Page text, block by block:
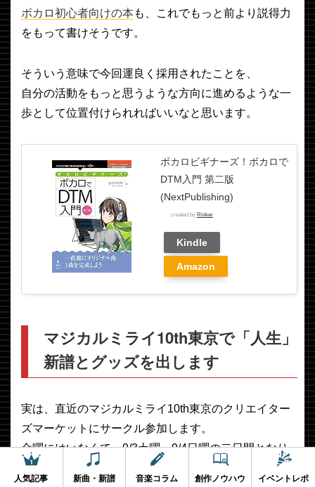
人気記事 新曲・新譜 音楽コラム 創作ノウハウ イベントレポ
ボカロ初心者向けの本 も、これでもっと前より説得力
をもって書けそうです。
そういう意味で今回運良く採用されたことを、
自分の活動をもっと思うような方向に進めるような一
歩として位置付けられればいいなと思います。
ボカロビギナーズ！ボカロで
DTM入門 第二版
(NextPublishing)
created by Rinker
Kindle
Amazon
マジカルミライ10th東京で「人生」
新譜とグッズを出します
実は、直近のマジカルミライ10th東京のクリエイター
ズマーケットにサークル参加します。
金曜にはいなくて、9/3土曜、9/4日曜の二日間となり
ます。